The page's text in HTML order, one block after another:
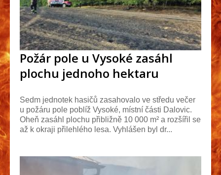
Požár pole u Vysoké zasáhl
plochu jednoho hektaru
Sedm jednotek hasičů zasahovalo ve středu večer
u požáru pole poblíž Vysoké, místní části Dalovic.
Oheň zasáhl plochu přibližně 10 000 m² a rozšířil se
až k okraji přilehlého lesa. Vyhlášen byl dr...